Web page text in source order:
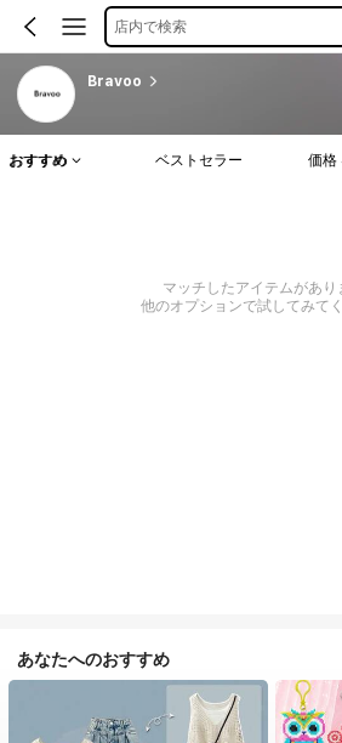
店内で検索
Bravoo
おすすめ ベストセラー 価格
マッチしたアイテムがあり
他のオプションで試してみてく
あなたへのおすすめ